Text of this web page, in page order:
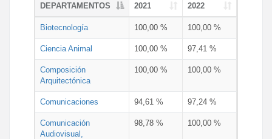
DEPARTAMENTOS 2021 2022
Biotecnología 100,00 % 100,00 %
Ciencia Animal 100,00 % 97,41 %
Composición
Arquitectónica
100,00 % 100,00 %
Comunicaciones 94,61 % 97,24 %
Comunicación
Audiovisual,
98,78 % 100,00 %